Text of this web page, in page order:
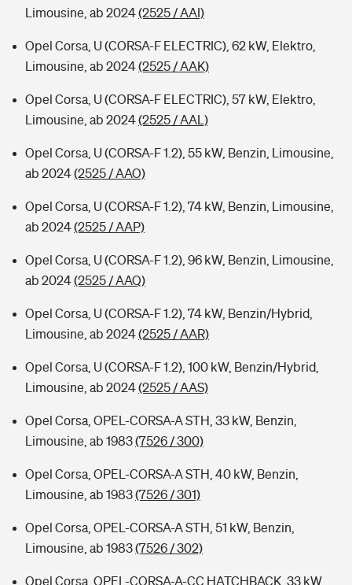
Limousine, ab 2024(2525 / AAI)
Opel Corsa, U (CORSA-F ELECTRIC), 62 kW, Elektro,
Limousine, ab 2024(2525 / AAK)
Opel Corsa, U (CORSA-F ELECTRIC), 57 kW, Elektro,
Limousine, ab 2024(2525 / AAL)
Opel Corsa, U (CORSA-F 1.2), 55 kW, Benzin, Limousine,
ab 2024(2525 / AAO)
Opel Corsa, U (CORSA-F 1.2), 74 kW, Benzin, Limousine,
ab 2024(2525 / AAP)
Opel Corsa, U (CORSA-F 1.2), 96 kW, Benzin, Limousine,
ab 2024(2525 / AAQ)
Opel Corsa, U (CORSA-F 1.2), 74 kW, Benzin/Hybrid,
Limousine, ab 2024(2525 / AAR)
Opel Corsa, U (CORSA-F 1.2), 100 kW, Benzin/Hybrid,
Limousine, ab 2024(2525 / AAS)
Opel Corsa, OPEL-CORSA-A STH, 33 kW, Benzin,
Limousine, ab 1983(7526 / 300)
Opel Corsa, OPEL-CORSA-A STH, 40 kW, Benzin,
Limousine, ab 1983(7526 / 301)
Opel Corsa, OPEL-CORSA-A STH, 51 kW, Benzin,
Limousine, ab 1983(7526 / 302)
Opel Corsa, OPEL-CORSA-A-CC HATCHBACK, 33 kW,